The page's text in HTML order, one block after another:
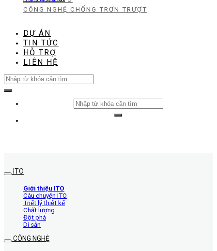
CÔNG NGHỆ CHỐNG TRƠN TRƯỢT
DỰ ÁN
TIN TỨC
HỖ TRỢ
LIÊN HỆ
Search
for:
Search
for:
ITO
Giới thiệu ITO
Câu chuyện ITO
Triết lý thiết kế
Chất lượng
Đột phá
Di sản
CÔNG NGHỆ